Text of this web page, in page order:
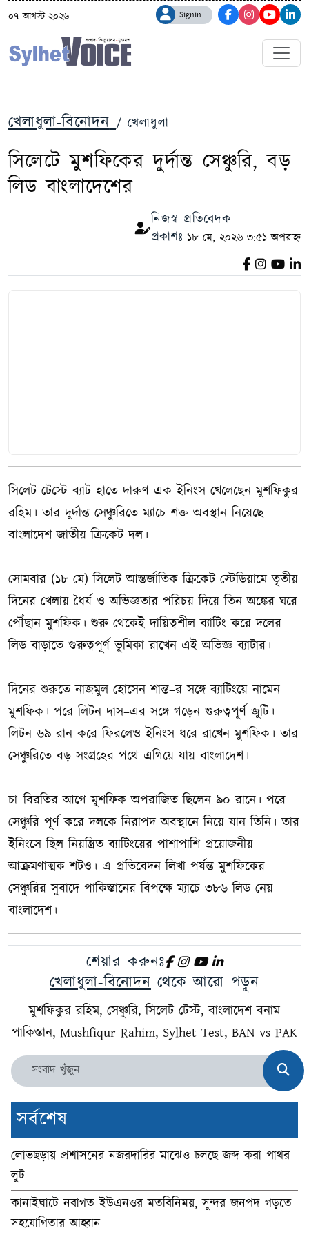
০৭ আগস্ট ২০২৬ Signin
খেলাধুলা-বিনোদন / খেলাধুলা
সিলেটে মুশফিকের দুর্দান্ত সেঞ্চুরি, বড়
লিড বাংলাদেশের
নিজস্ব প্রতিবেদক
প্রকাশঃ ১৮ মে, ২০২৬ ৩:৫১ অপরাহ্ন
সিলেট টেস্টে ব্যাট হাতে দারুণ এক ইনিংস খেলেছেন মুশফিকুর
রহিম। তার দুর্দান্ত সেঞ্চুরিতে ম্যাচে শক্ত অবস্থান নিয়েছে
বাংলাদেশ জাতীয় ক্রিকেট দল।
সোমবার (১৮ মে) সিলেট আন্তর্জাতিক ক্রিকেট স্টেডিয়ামে তৃতীয়
দিনের খেলায় ধৈর্য ও অভিজ্ঞতার পরিচয় দিয়ে তিন অঙ্কের ঘরে
পৌঁছান মুশফিক। শুরু থেকেই দায়িত্বশীল ব্যাটিং করে দলের
লিড বাড়াতে গুরুত্বপূর্ণ ভূমিকা রাখেন এই অভিজ্ঞ ব্যাটার।
দিনের শুরুতে নাজমুল হোসেন শান্ত–র সঙ্গে ব্যাটিংয়ে নামেন
মুশফিক। পরে লিটন দাস–এর সঙ্গে গড়েন গুরুত্বপূর্ণ জুটি।
লিটন ৬৯ রান করে ফিরলেও ইনিংস ধরে রাখেন মুশফিক। তার
সেঞ্চুরিতে বড় সংগ্রহের পথে এগিয়ে যায় বাংলাদেশ।
চা–বিরতির আগে মুশফিক অপরাজিত ছিলেন ৯০ রানে। পরে
সেঞ্চুরি পূর্ণ করে দলকে নিরাপদ অবস্থানে নিয়ে যান তিনি। তার
ইনিংসে ছিল নিয়ন্ত্রিত ব্যাটিংয়ের পাশাপাশি প্রয়োজনীয়
আক্রমণাত্মক শটও। এ প্রতিবেদন লিখা পর্যন্ত মুশফিকের
সেঞ্চুরির সুবাদে পাকিস্তানের বিপক্ষে ম্যাচে ৩৮৬ লিড নেয়
বাংলাদেশ।
শেয়ার করুনঃ
খেলাধুলা-বিনোদন থেকে আরো পড়ুন
মুশফিকুর রহিম, সেঞ্চুরি, সিলেট টেস্ট, বাংলাদেশ বনাম
পাকিস্তান, Mushfiqur Rahim, Sylhet Test, BAN vs PAK
সর্বশেষ
লোভছড়ায় প্রশাসনের নজরদারির মাঝেও চলছে জব্দ করা পাথর
লুট
কানাইঘাটে নবাগত ইউএনওর মতবিনিময়, সুন্দর জনপদ গড়তে
সহযোগিতার আহ্বান